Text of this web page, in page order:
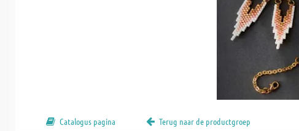
Catalogus pagina Terug naar de productgroep